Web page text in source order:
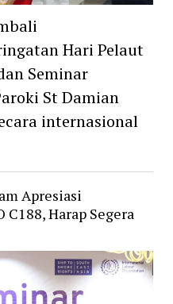
Hari Pelaut
Seminar
St Damian
internasional
Apresiasi
Harap Segera